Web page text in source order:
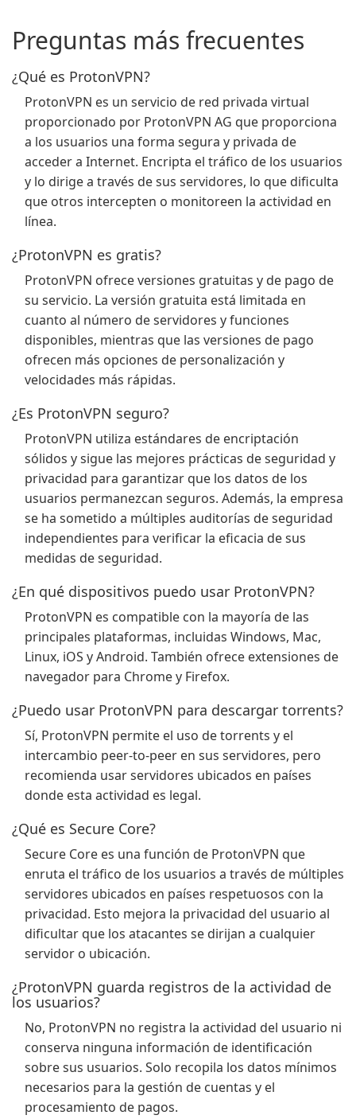
Preguntas más frecuentes
¿Qué es ProtonVPN?
ProtonVPN es un servicio de red privada virtual
proporcionado por ProtonVPN AG que proporciona
a los usuarios una forma segura y privada de
acceder a Internet. Encripta el tráfico de los usuarios
y lo dirige a través de sus servidores, lo que dificulta
que otros intercepten o monitoreen la actividad en
línea.
¿ProtonVPN es gratis?
ProtonVPN ofrece versiones gratuitas y de pago de
su servicio. La versión gratuita está limitada en
cuanto al número de servidores y funciones
disponibles, mientras que las versiones de pago
ofrecen más opciones de personalización y
velocidades más rápidas.
¿Es ProtonVPN seguro?
ProtonVPN utiliza estándares de encriptación
sólidos y sigue las mejores prácticas de seguridad y
privacidad para garantizar que los datos de los
usuarios permanezcan seguros. Además, la empresa
se ha sometido a múltiples auditorías de seguridad
independientes para verificar la eficacia de sus
medidas de seguridad.
¿En qué dispositivos puedo usar ProtonVPN?
ProtonVPN es compatible con la mayoría de las
principales plataformas, incluidas Windows, Mac,
Linux, iOS y Android. También ofrece extensiones de
navegador para Chrome y Firefox.
¿Puedo usar ProtonVPN para descargar torrents?
Sí, ProtonVPN permite el uso de torrents y el
intercambio peer-to-peer en sus servidores, pero
recomienda usar servidores ubicados en países
donde esta actividad es legal.
¿Qué es Secure Core?
Secure Core es una función de ProtonVPN que
enruta el tráfico de los usuarios a través de múltiples
servidores ubicados en países respetuosos con la
privacidad. Esto mejora la privacidad del usuario al
dificultar que los atacantes se dirijan a cualquier
servidor o ubicación.
¿ProtonVPN guarda registros de la actividad de
los usuarios?
No, ProtonVPN no registra la actividad del usuario ni
conserva ninguna información de identificación
sobre sus usuarios. Solo recopila los datos mínimos
necesarios para la gestión de cuentas y el
procesamiento de pagos.